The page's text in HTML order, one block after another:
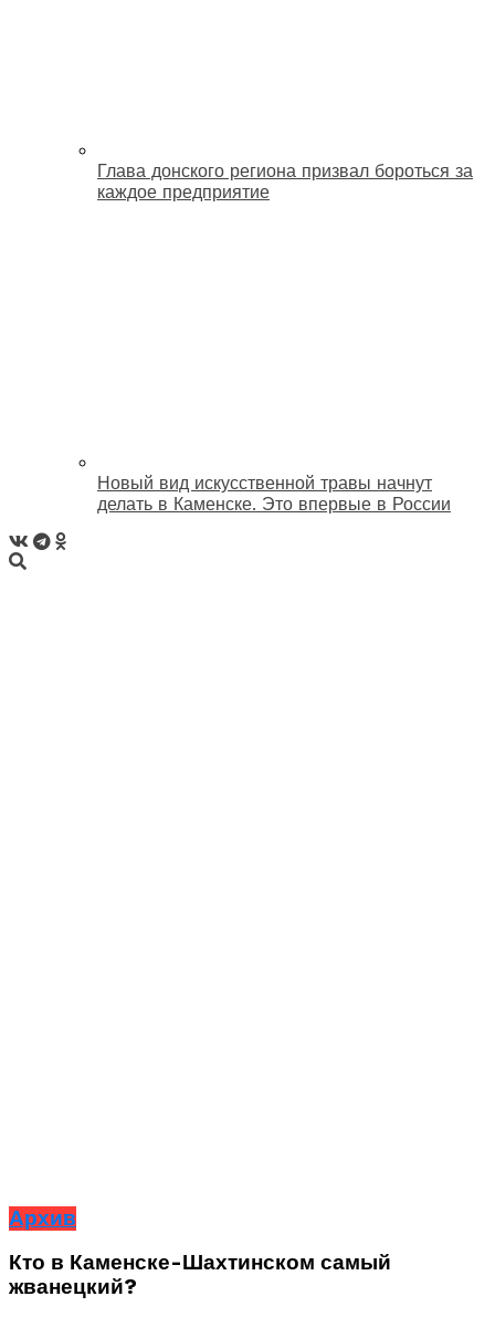
Глава донского региона призвал бороться за
каждое предприятие
Новый вид искусственной травы начнут
делать в Каменске. Это впервые в России
Архив
Кто в Каменске-Шахтинском самый
жванецкий?